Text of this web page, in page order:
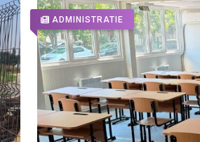
ADMINISTRATIE